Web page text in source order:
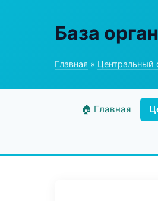
База
Главная » Центральный
🏠 Главная